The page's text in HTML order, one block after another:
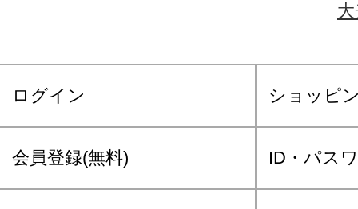
ログイン ショッピ
会員登録(無料) ID・パス